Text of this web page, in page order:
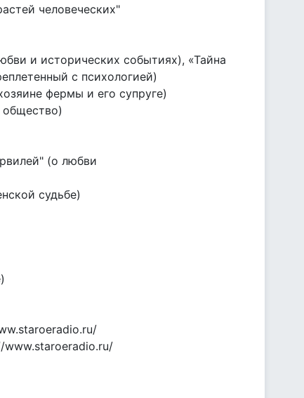
человеческих"
и исторических событиях), «Тайна
с психологией)
фермы и его супруге)
(о любви
судьбе)
www.staroeradio.ru/